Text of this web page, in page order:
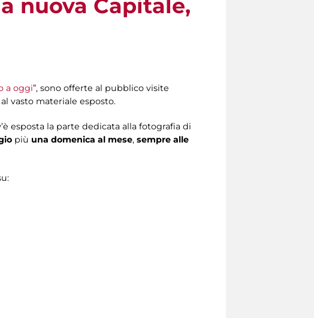
nuova Capitale,
a oggi”, sono offerte al pubblico visite
vasto materiale esposto.
esposta la parte dedicata alla fotografia di
più una domenica al mese, sempre alle